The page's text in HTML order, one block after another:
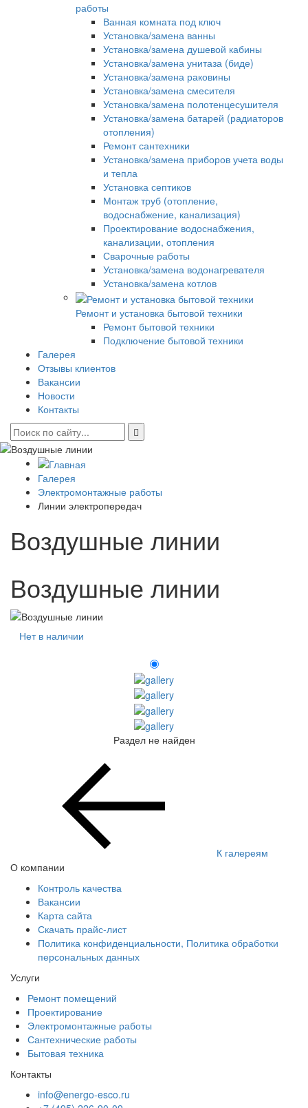
работы
Ванная комната под ключ
Установка/замена ванны
Установка/замена душевой кабины
Установка/замена унитаза (биде)
Установка/замена раковины
Установка/замена смесителя
Установка/замена полотенцесушителя
Установка/замена батарей (радиаторов
отопления)
Ремонт сантехники
Установка/замена приборов учета воды
и тепла
Установка септиков
Монтаж труб (отопление,
водоснабжение, канализация)
Проектирование водоснабжения,
канализации, отопления
Сварочные работы
Установка/замена водонагревателя
Установка/замена котлов
Ремонт и установка бытовой техники
Ремонт бытовой техники
Подключение бытовой техники
Галерея
Отзывы клиентов
Вакансии
Новости
Контакты
Галерея
Электромонтажные работы
Линии электропередач
Воздушные линии
Воздушные линии
Нет в наличии
Раздел не найден
К галереям
О компании
Контроль качества
Вакансии
Карта сайта
Скачать прайс-лист
Политика конфиденциальности, Политика обработки
персональных данных
Услуги
Ремонт помещений
Проектирование
Электромонтажные работы
Сантехнические работы
Бытовая техника
Контакты
info@energo-esco.ru